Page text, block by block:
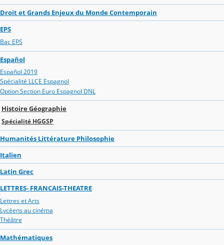
Droit et Grands Enjeux du Monde Contemporain
EPS
Bac EPS
Español
Español 2019
Spécialité LLCE Espagnol
Option Section Euro Espagnol DNL
Histoire Géographie
Spécialité HGGSP
Humanités Littérature Philosophie
Italien
Latin Grec
LETTRES- FRANCAIS-THEATRE
Lettres et Arts
Lycéens au cinéma
Théâtre
Mathématiques